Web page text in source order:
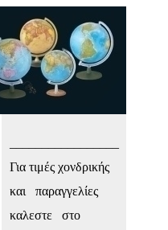
Για τιμές χονδρικής
και παραγγελίες
καλεστε στο